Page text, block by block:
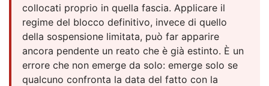
collocati proprio in quella fascia. Applicare il
regime del blocco definitivo, invece di quello
della sospensione limitata, può far apparire
ancora pendente un reato che è già estinto. È un
errore che non emerge da solo: emerge solo se
qualcuno confronta la data del fatto con la